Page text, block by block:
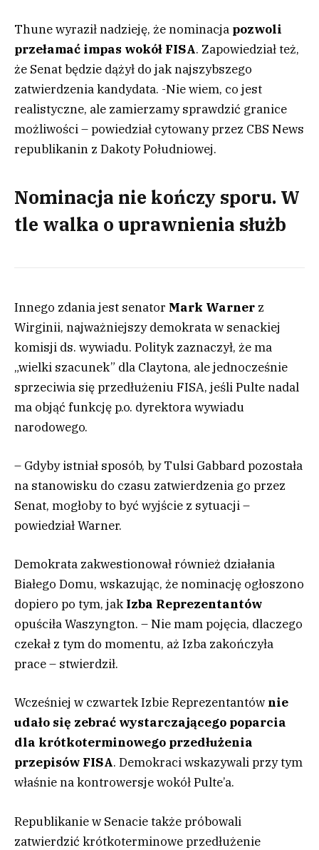
Thune wyraził nadzieję, że nominacja pozwoli
przełamać impas wokół FISA. Zapowiedział też,
że Senat będzie dążył do jak najszybszego
zatwierdzenia kandydata. -Nie wiem, co jest
realistyczne, ale zamierzamy sprawdzić granice
możliwości – powiedział cytowany przez CBS News
republikanin z Dakoty Południowej.
Nominacja nie kończy sporu. W
tle walka o uprawnienia służb
Innego zdania jest senator Mark Warner z
Wirginii, najważniejszy demokrata w senackiej
komisji ds. wywiadu. Polityk zaznaczył, że ma
„wielki szacunek” dla Claytona, ale jednocześnie
sprzeciwia się przedłużeniu FISA, jeśli Pulte nadal
ma objąć funkcję p.o. dyrektora wywiadu
narodowego.
– Gdyby istniał sposób, by Tulsi Gabbard pozostała
na stanowisku do czasu zatwierdzenia go przez
Senat, mogłoby to być wyjście z sytuacji –
powiedział Warner.
Demokrata zakwestionował również działania
Białego Domu, wskazując, że nominację ogłoszono
dopiero po tym, jak Izba Reprezentantów
opuściła Waszyngton. – Nie mam pojęcia, dlaczego
czekał z tym do momentu, aż Izba zakończyła
prace – stwierdził.
Wcześniej w czwartek Izbie Reprezentantów nie
udało się zebrać wystarczającego poparcia
dla krótkoterminowego przedłużenia
przepisów FISA. Demokraci wskazywali przy tym
właśnie na kontrowersje wokół Pulte’a.
Republikanie w Senacie także próbowali
zatwierdzić krótkoterminowe przedłużenie